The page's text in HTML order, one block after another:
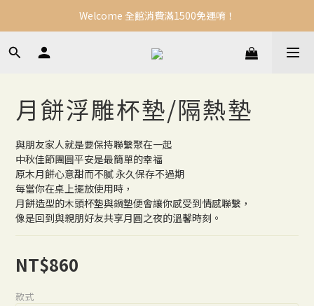
Welcome 全館消費滿1500免運唷！
月餅浮雕杯墊/隔熱墊
與朋友家人就是要保持聯繫聚在一起
中秋佳節團圓平安是最簡單的幸福
原木月餅心意甜而不膩 永久保存不過期
每當你在桌上擺放使用時，
月餅造型的木頭杯墊與鍋墊便會讓你感受到情感聯繫，
像是回到與親朋好友共享月圓之夜的溫馨時刻。
NT$860
款式